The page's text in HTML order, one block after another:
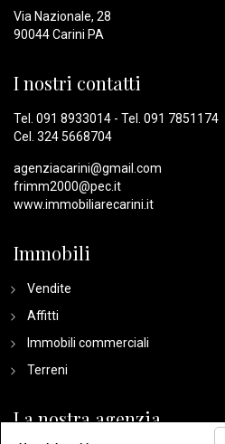
Via Nazionale, 28
90044 Carini PA
I nostri contatti
Tel. 091 8933014 - Tel. 091 7851174
Cel. 324 5668704
agenziacarini@gmail.com
frimm2000@pec.it
www.immobiliarecarini.it
Immobili
Vendite
Affitti
Immobili commerciali
Terreni
La nostra agenzia